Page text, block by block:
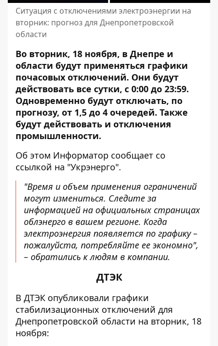
Ситуация с отключениями электроэнергии на
вторник: прогноз для Днепропетровской
области
Во вторник, 18 ноября, в Днепре и
области будут применяться графики
почасовых отключений. Они будут
действовать все сутки, с 0:00 до 23:59.
Одновременно будут отключать, по
прогнозу, от 1,5 до 4 очередей. Также
будут действовать и отключения
промышленности.
Об этом Информатор сообщает со
ссылкой на "Укрэнерго".
"Время и объем применения ограничений
могут измениться. Следите за
информацией на официальных страницах
облэнерго в вашем регионе. Когда
электроэнергия появляется по графику –
пожалуйста, потребляйте ее экономно",
– обратились к людям в компании.
ДТЭК
В ДТЭК опубликовали графики
стабилизационных отключений для
Днепропетровской области на вторник, 18
ноября: